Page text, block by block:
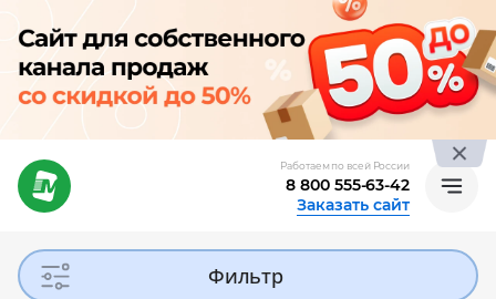
Работаем по всей России
8 800 555-63-42
Заказать сайт
Фильтр